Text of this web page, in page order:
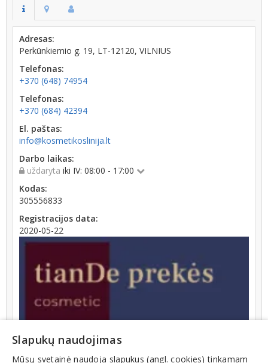
Adresas:
Perkūnkiemio g. 19, LT-12120, VILNIUS
Telefonas:
+370 (648) 74954
Telefonas:
+370 (684) 42394
El. paštas:
info@kosmetikoslinija.lt
Darbo laikas:
uždaryta iki IV: 08:00 - 17:00
Kodas:
305556833
Registracijos data:
2020-05-22
Veiklos sritys
Slapukų naudojimas
Mūsų svetainė naudoja slapukus (angl. cookies) tinkamam